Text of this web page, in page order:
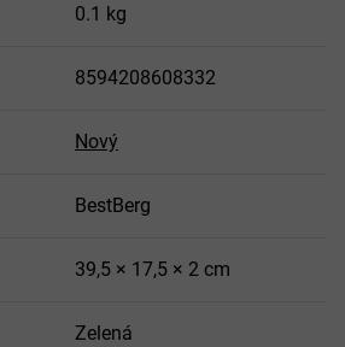
0.1 kg
8594208608332
Nový
BestBerg
39,5 × 17,5 × 2 cm
Zelená